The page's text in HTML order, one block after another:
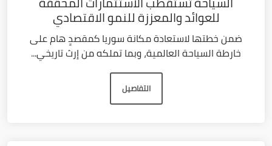
للعوائد والمعززة للنمو الاقتصادي
ضمن خطتها لاستعادة مكانة سوريا كمقصدٍ هام على
خارطة السياحة العالمية، وبما تملكه من إرث تاريخي...
التفاصيل